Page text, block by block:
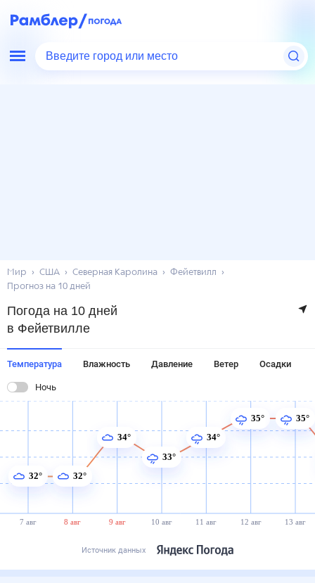
Введите город или место
Мир США Северная Каролина
Фейетвилл
Прогноз на 10 дней
Погода на 10 дней
в Фейетвилле
Температура Влажность Давление Ветер Осадки
Ночь
7 авг 8 авг 9 авг 10 авг 11 авг 12 авг 13 авг
32° 32°
34°
33°
34°
35° 35°
Источник данных